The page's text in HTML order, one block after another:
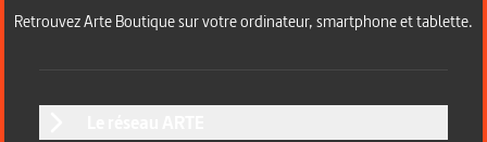
Retrouvez Arte Boutique sur votre ordinateur, smartphone et tablette.